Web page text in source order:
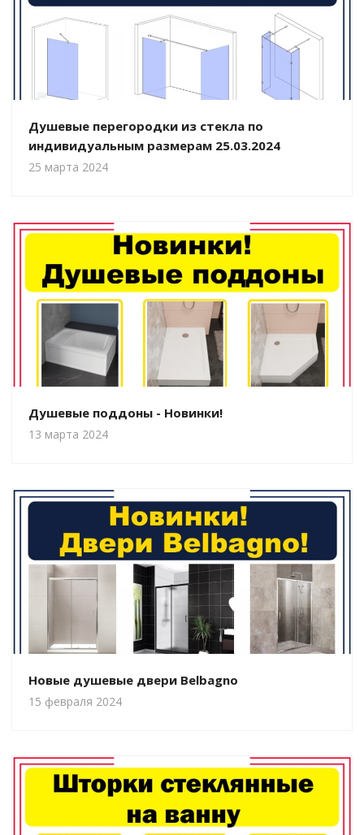
Душевые перегородки из стекла по
индивидуальным размерам 25.03.2024
25 марта 2024
Душевые поддоны - Новинки!
13 марта 2024
Новые душевые двери Belbagno
15 февраля 2024